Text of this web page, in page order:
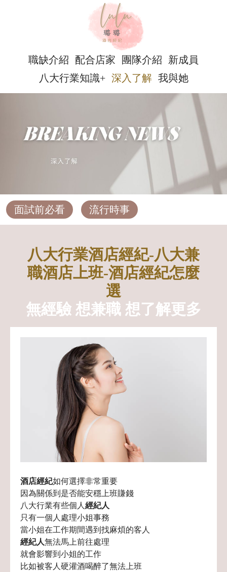
職缺介紹 配合店家 團隊介紹
新成員
八大行業知識+ 深入了解 我與她
面試前必看 流行時事
八大行業酒店經紀-八大兼
職酒店上班-酒店經紀怎麼
選
無經驗 想兼職 想了解更多
酒店經紀如何選擇非常重要
因為關係到是否能安穩上班賺錢
八大行業有些個人 經紀人
只有一個人處理小姐事務
當小姐在工作期間遇到找麻煩的客人
經紀人無法馬上前往處理
就會影響到小姐的工作
比如被客人硬灌酒喝醉了無法上班